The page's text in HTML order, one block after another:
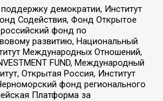
демократии, Институт
Содействия, Фонд Открытое
фонд по
развитию, Национальный
Международных Отношений,
FUND, Международный
Открытая Россия, Институт
фонд регионального
Платформа за